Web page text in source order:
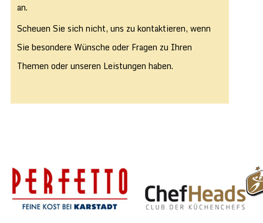
an.
Scheuen Sie sich nicht, uns zu kontaktieren, wenn
Sie besondere Wünsche oder Fragen zu Ihren
Themen oder unseren Leistungen haben.